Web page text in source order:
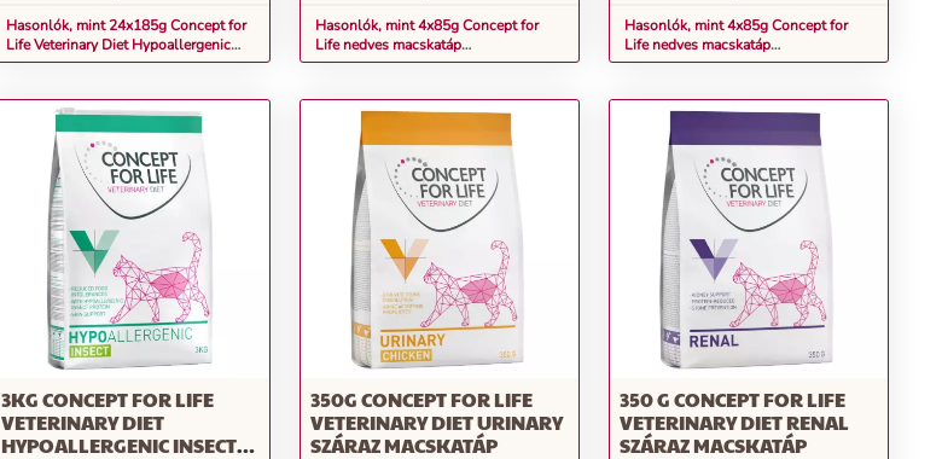
Hasonlók, mint 24x185g Concept for
Life Veterinary Diet Hypoallergenic
lazac nedves gyógytáp macskáknak
Hasonlók, mint 4x85g Concept for
Life nedves macskatáp
próbacsomagban-All Cats
Hasonlók, mint 4x85g Concept for
Life nedves macskatáp
próbacsomagban-Sensitive
3KG CONCEPT FOR LIFE
VETERINARY DIET
HYPOALLERGENIC INSECT
350G CONCEPT FOR LIFE
VETERINARY DIET URINARY
SZÁRAZ MACSKATÁP
350 G CONCEPT FOR LIFE
VETERINARY DIET RENAL
SZÁRAZ MACSKATÁP